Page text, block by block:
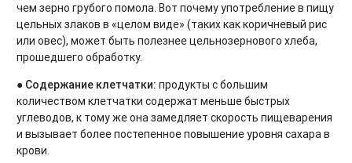
чем зерно грубого помола. Вот почему употребление в пищу
цельных злаков в «целом виде» (таких как коричневый рис
или овес), может быть полезнее цельнозернового хлеба,
прошедшего обработку.
● Содержание клетчатки: продукты с большим
количеством клетчатки содержат меньше быстрых
углеводов, к тому же она замедляет скорость пищеварения
и вызывает более постепенное повышение уровня сахара в
крови.